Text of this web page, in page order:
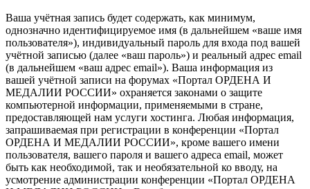
Ваша учётная запись будет содержать, как минимум,
однозначно идентифицируемое имя (в дальнейшем «ваше имя
пользователя»), индивидуальный пароль для входа под вашей
учётной записью (далее «ваш пароль») и реальный адрес email
(в дальнейшем «ваш адрес email»). Ваша информация из
вашей учётной записи на форумах «Портал ОРДЕНА И
МЕДАЛИИ РОССИИ» охраняется законами о защите
компьютерной информации, применяемыми в стране,
предоставляющей нам услуги хостинга. Любая информация,
запрашиваемая при регистрации в конференции «Портал
ОРДЕНА И МЕДАЛИИ РОССИИ», кроме вашего имени
пользователя, вашего пароля и вашего адреса email, может
быть как необходимой, так и необязательной ко вводу, на
усмотрение администрации конференции «Портал ОРДЕНА